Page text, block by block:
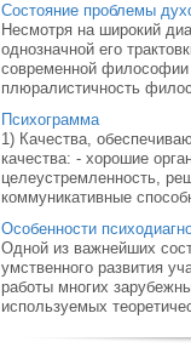
Состояние проблемы
Несмотря на широкий
однозначной его
современной философии
плюралистичность
Психограмма
1) Качества,
качества: - хорошие
целеустремленность,
коммуникативные
Особенности
Одной из важнейших
умственного развития
работы многих
используемых